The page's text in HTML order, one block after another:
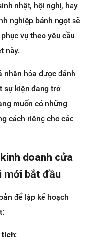
nhật, hội nghị, hay
nghiệp bánh ngọt sẽ
vụ theo yêu cầu
này.
nhân hóa được đánh
sự kiện đang trở
muốn có những
cách riêng cho các
doanh cửa
mới bắt đầu
để lập kế hoạch
tích: